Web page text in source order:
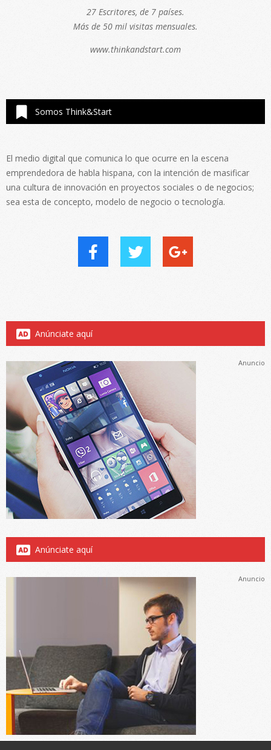
27 Escritores, de 7 países.
Más de 50 mil visitas mensuales.
www.thinkandstart.com
Somos Think&Start
El medio digital que comunica lo que ocurre en la escena
emprendedora de habla hispana, con la intención de masificar
una cultura de innovación en proyectos sociales o de negocios;
sea esta de concepto, modelo de negocio o tecnología.
Anúnciate aquí
Anuncio
Anúnciate aquí
Anuncio